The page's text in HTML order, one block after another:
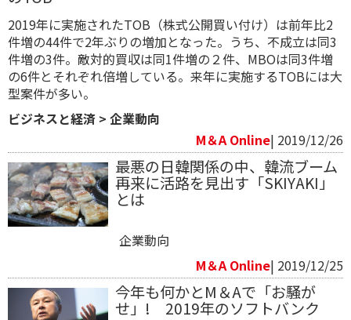
2019年に実施されたTOB（株式公開買い付け）は前年比2
件増の44件で2年ぶりの増加となった。うち、不成立は同3
件増の3件。敵対的買収は同1件増の２件、MBOは同3件増
の6件とそれぞれ倍増している。来年に実施するTOBには大
型案件が多い。
ビジネスと経済 > 企業動向
M＆A Online| 2019/12/26
最悪の日韓関係の中、韓流ブーム
再来に活路を見出す「SKIYAKI」
とは
企業動向
M＆A Online| 2019/12/25
今年も何かとM＆Aで「お騒が
せ」! 2019年のソフトバンク